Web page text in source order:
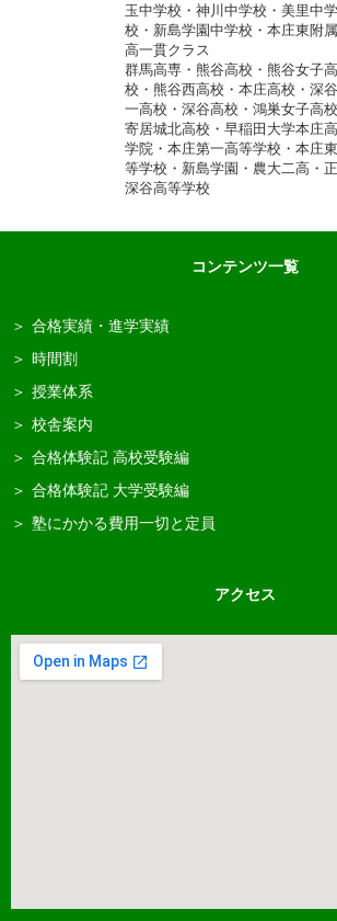
玉中学校・神川中学校・美里中学
校・新島学園中学校・本庄東附
高一貫クラス
群馬高専・熊谷高校・熊谷女子高
校・熊谷西高校・本庄高校・深
一高校・深谷高校・鴻巣女子高校
寄居城北高校・早稲田大学本庄
学院・本庄第一高等学校・本庄
等学校・新島学園・農大二高・
深谷高等学校
コンテンツ一覧
合格実績・進学実績
時間割
授業体系
校舎案内
合格体験記 高校受験編
合格体験記 大学受験編
塾にかかる費用一切と定員
アクセス